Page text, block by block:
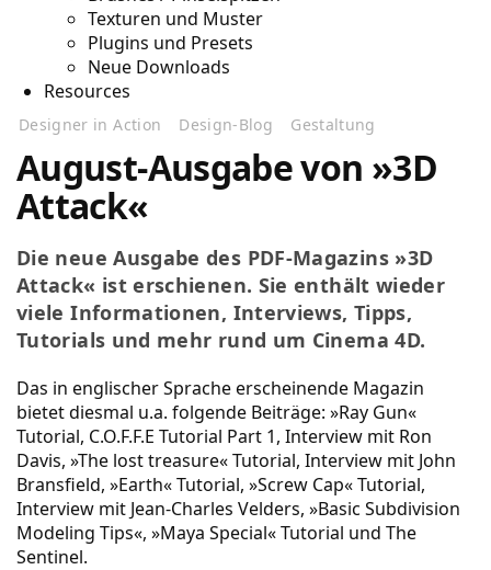
Texturen und Muster
Plugins und Presets
Neue Downloads
Resources
Designer in Action Design-Blog Gestaltung
August-Ausgabe von »3D
Attack«
Die neue Ausgabe des PDF-Magazins »3D
Attack« ist erschienen. Sie enthält wieder
viele Informationen, Interviews, Tipps,
Tutorials und mehr rund um Cinema 4D.
Das in englischer Sprache erscheinende Magazin
bietet diesmal u.a. folgende Beiträge: »Ray Gun«
Tutorial, C.O.F.F.E Tutorial Part 1, Interview mit Ron
Davis, »The lost treasure« Tutorial, Interview mit John
Bransfield, »Earth« Tutorial, »Screw Cap« Tutorial,
Interview mit Jean-Charles Velders, »Basic Subdivision
Modeling Tips«, »Maya Special« Tutorial und The
Sentinel.